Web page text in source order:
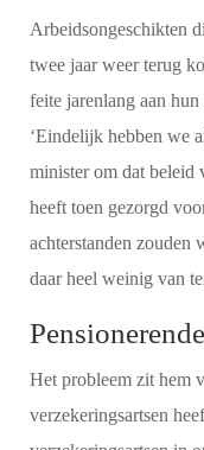
Arbeidsongeschikten
twee jaar weer terug
feite jarenlang aan
‘Eindelijk hebben we
minister om dat
heeft toen gezorgd
achterstanden zouden
daar heel weinig van
Het probleem zit hem
verzekeringsartsen